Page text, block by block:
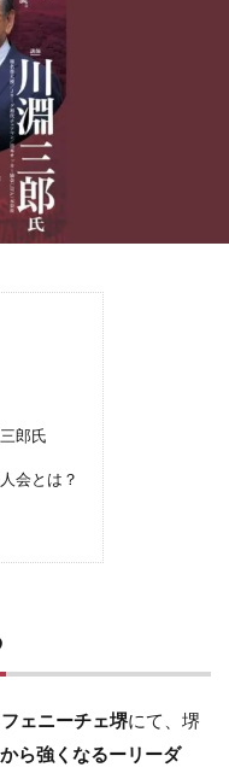
郎氏
会とは？
フェニーチェ堺にて、堺
ら強くなるーリーダ